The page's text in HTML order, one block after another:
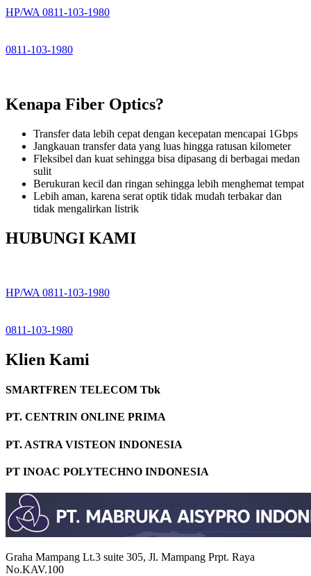
HP/WA 0811-103-1980
0811-103-1980
Kenapa Fiber Optics?
Transfer data lebih cepat dengan kecepatan mencapai 1Gbps
Jangkauan transfer data yang luas hingga ratusan kilometer
Fleksibel dan kuat sehingga bisa dipasang di berbagai medan
sulit
Berukuran kecil dan ringan sehingga lebih menghemat tempat
Lebih aman, karena serat optik tidak mudah terbakar dan
tidak mengalirkan listrik
HUBUNGI KAMI
HP/WA 0811-103-1980
0811-103-1980
Klien Kami
SMARTFREN TELECOM Tbk
PT. CENTRIN ONLINE PRIMA
PT. ASTRA VISTEON INDONESIA
PT INOAC POLYTECHNO INDONESIA
Graha Mampang Lt.3 suite 305, Jl. Mampang Prpt. Raya
No.KAV.100